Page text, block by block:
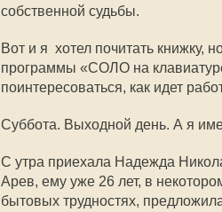
собственной судьбы.
Вот и я  хотел почитать
программы «СОЛО на
поинтересоваться, как идет
Суббота. Выходной день. А я
С утра приехала Надежда
Арев, ему уже 26 лет, в
бытовых трудностях,